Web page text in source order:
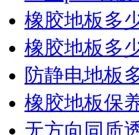
橡胶地板多
橡胶地板多
防静电地板
橡胶地板保
无方向同质